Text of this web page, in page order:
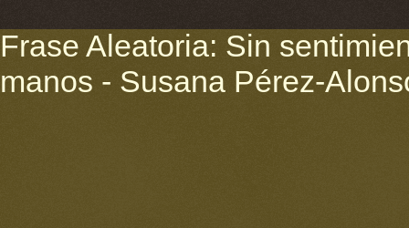
Frase Aleatoria: Sin
manos - Susana Pérez-